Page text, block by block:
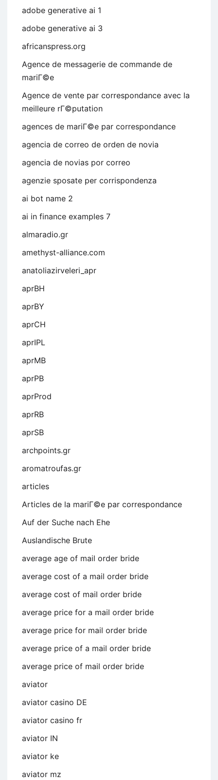
adobe generative ai 1
adobe generative ai 3
africanspress.org
Agence de messagerie de commande de
mariГ©e
Agence de vente par correspondance avec la
meilleure rГ©putation
agences de mariГ©e par correspondance
agencia de correo de orden de novia
agencia de novias por correo
agenzie sposate per corrispondenza
ai bot name 2
ai in finance examples 7
almaradio.gr
amethyst-alliance.com
anatoliazirveleri_apr
aprBH
aprBY
aprCH
aprIPL
aprMB
aprPB
aprProd
aprRB
aprSB
archpoints.gr
aromatroufas.gr
articles
Articles de la mariГ©e par correspondance
Auf der Suche nach Ehe
Auslandische Brute
average age of mail order bride
average cost of a mail order bride
average cost of mail order bride
average price for a mail order bride
average price for mail order bride
average price of a mail order bride
average price of mail order bride
aviator
aviator casino DE
aviator casino fr
aviator IN
aviator ke
aviator mz